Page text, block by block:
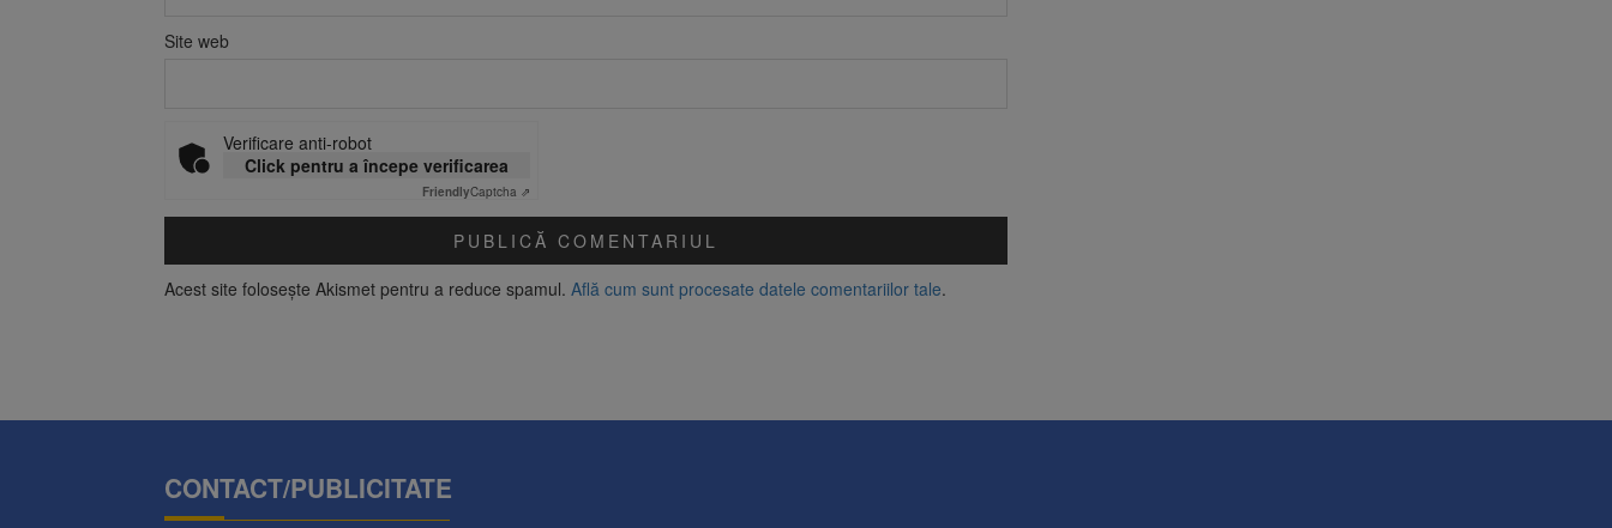
Site web
Verificare anti-robot
Click pentru a începe verificarea
FriendlyCaptcha ⇗
Acest site folosește Akismet pentru a reduce spamul. Află cum sunt procesate datele comentariilor tale.
CONTACT/PUBLICITATE